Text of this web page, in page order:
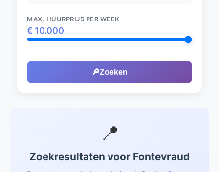
MAX. HUURPRIJS PER WEEK
€ 10.000
🔎Zoeken
📍
Zoekresultaten voor Fontevraud